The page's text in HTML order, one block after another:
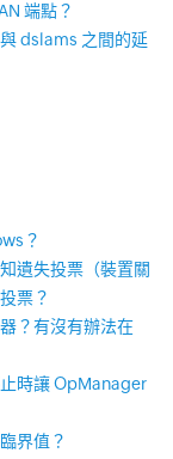
端點？
dslams 之間的延
？
遺失投票（裝置關
票？
？有沒有辦法在
時讓 OpManager
界值？